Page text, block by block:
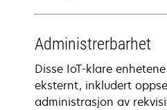
Administrerbarhet
Disse IoT-klare
eksternt, inkludert
administrasjon av